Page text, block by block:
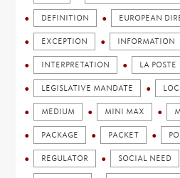
DEFINITION EUROPEAN
EXCEPTION INFORMATION
INTERPRETATION LA POSTE
LEGISLATIVE MANDATE
MEDIUM MINI MAX
PACKAGE PACKET
REGULATOR SOCIAL NEED